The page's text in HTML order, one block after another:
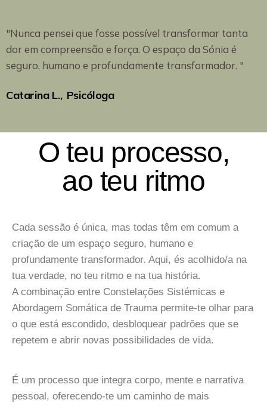
"Nunca pensei que fosse possível transformar tanta
dor em compreensão e força. O espaço da Sónia é
seguro, humano e profundamente transformador. "
Catarina L. Psicóloga
O teu processo,
ao teu ritmo
Cada sessão é única, mas todas têm em comum a
criação de um espaço seguro, humano e
profundamente transformador. Aqui, és acolhido/a na
tua verdade, no teu ritmo e na tua história.
A combinação entre Constelações Sistémicas e
Abordagem Somática de Trauma permite-te olhar para
o que está escondido, desbloquear padrões que se
repetem e abrir novas possibilidades de vida.
É um processo que integra corpo, mente e narrativa
pessoal, oferecendo-te um caminho de mais